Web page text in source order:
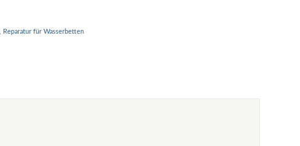
Reparatur für Wasserbetten